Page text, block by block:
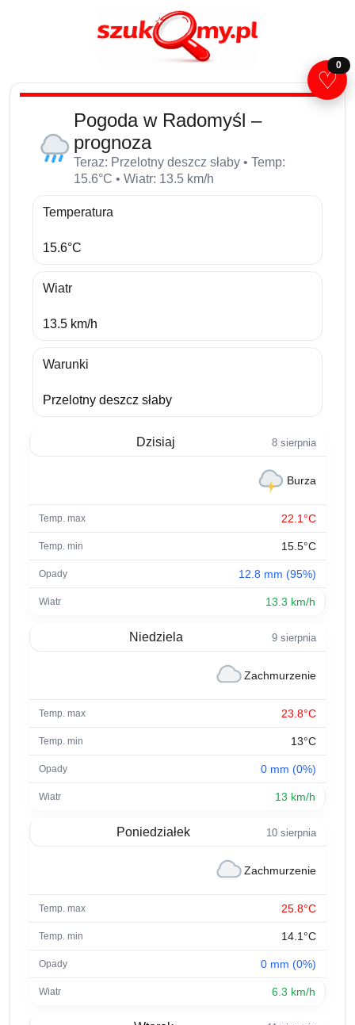
Pogoda w Radomyśl –
prognoza
Teraz: Przelotny deszcz słaby • Temp:
15.6°C • Wiatr: 13.5 km/h
Temperatura
15.6°C
Wiatr
13.5 km/h
Warunki
Przelotny deszcz słaby
Dzisiaj 8 sierpnia
Burza
22.1°C
15.5°C
12.8 mm (95%)
13.3 km/h
Niedziela 9 sierpnia
Zachmurzenie
23.8°C
13°C
0 mm (0%)
13 km/h
Poniedziałek 10 sierpnia
Zachmurzenie
25.8°C
14.1°C
0 mm (0%)
6.3 km/h
♡
0